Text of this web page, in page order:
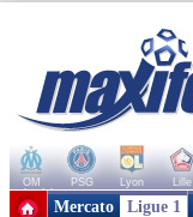
OM PSG Lyon Lille
+ de clubs
Mercato Ligue 1